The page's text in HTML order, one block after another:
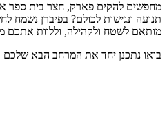
מחפשים להקים פארק, חצר בית ספר
תנועה ונגישות לכולם? בפיברן נשמח
מותאם לשטח ולקהילה, וללוות אתכם
בואו נתכנן יחד את המרחב הבא שלכם